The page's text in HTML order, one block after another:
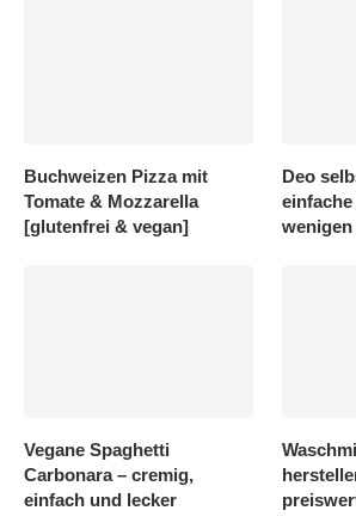
Buchweizen Pizza mit
Tomate & Mozzarella
[glutenfrei & vegan]
Deo
Vegane Spaghetti
Carbonara – cremig,
einfach und lecker